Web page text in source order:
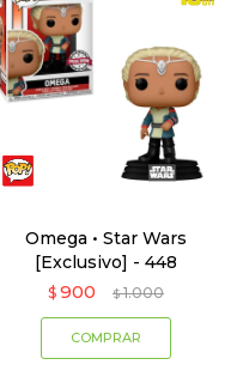
Omega • Star Wars
[Exclusivo] - 448
$ 900 $ 1.000